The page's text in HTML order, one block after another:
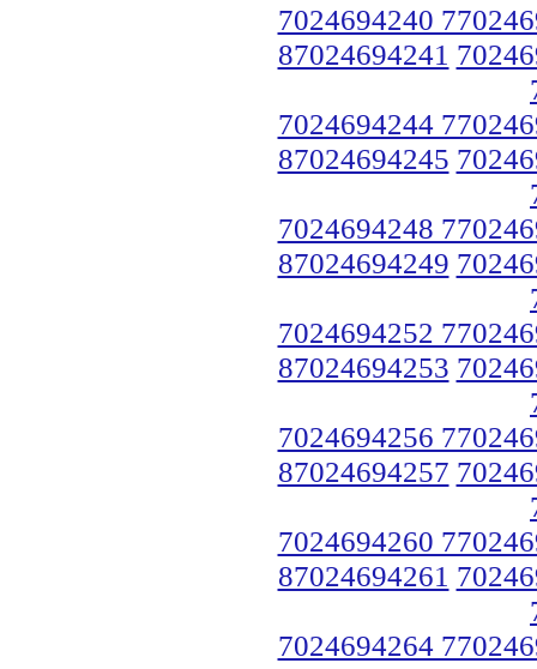
7024694240
87024694241
7024694244
87024694245
7024694248
87024694249
7024694252
87024694253
7024694256
87024694257
7024694260
87024694261
7024694264